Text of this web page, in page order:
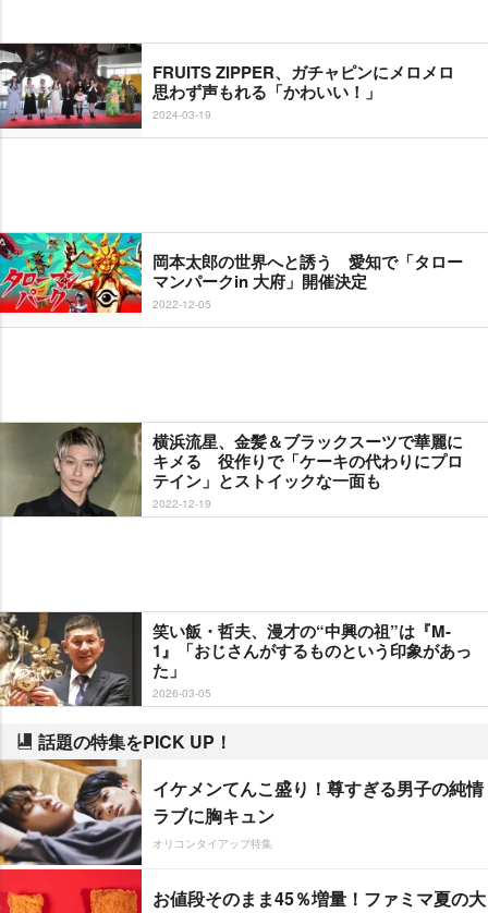
FRUITS ZIPPER、ガチャピンにメロメロ
思わず声もれる「かわいい！」
2024-03-19
岡本太郎の世界へと誘う 愛知で「タロー
マンパークin 大府」開催決定
2022-12-05
横浜流星、金髪＆ブラックスーツで華麗に
キメる 役作りで「ケーキの代わりにプロ
テイン」とストイックな一面も
2022-12-19
笑い飯・哲夫、漫才の“中興の祖”は『M-
1』「おじさんがするものという印象があっ
た」
2026-03-05
話題の特集をPICK UP！
イケメンてんこ盛り！尊すぎる男子の純情
ラブに胸キュン
オリコンタイアップ特集
お値段そのまま45％増量！ファミマ夏の大